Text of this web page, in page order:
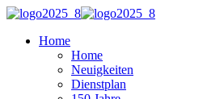
Home
Home
Neuigkeiten
Dienstplan